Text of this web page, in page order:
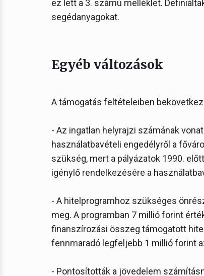
ez lett a 3. számú melléklet.
segédanyagokat.
Egyéb változások
A támogatás feltételeiben
- Az ingatlan helyrajzi számának
használatbavételi engedélyről a
szükség, mert a pályázatok 1990.
igénylő rendelkezésére a
- A hitelprogramhoz szükséges
meg. A programban 7 millió forint
finanszírozási összeg támogatott
fennmaradó legfeljebb 1 millió forint
- Pontosították a jövedelem